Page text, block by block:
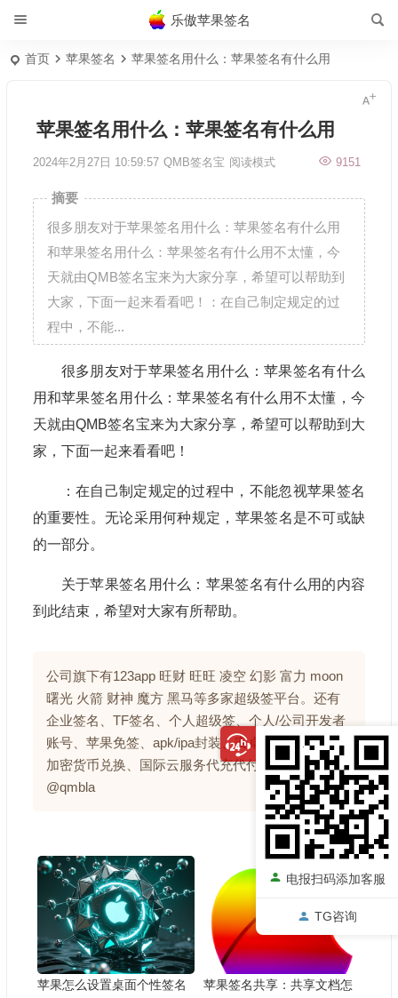
乐傲苹果签名
首页 苹果签名 苹果签名用什么：苹果签名有什么用
苹果签名用什么：苹果签名有什么用
2024年2月27日 10:59:57 QMB签名宝 9151
阅读模式
摘要
很多朋友对于苹果签名用什么：苹果签名有什么用
和苹果签名用什么：苹果签名有什么用不太懂，今
天就由QMB签名宝来为大家分享，希望可以帮助到
大家，下面一起来看看吧！：在自己制定规定的过
程中，不能...
很多朋友对于苹果签名用什么：苹果签名有什么
用和苹果签名用什么：苹果签名有什么用不太懂，今
天就由QMB签名宝来为大家分享，希望可以帮助到大
家，下面一起来看看吧！
：在自己制定规定的过程中，不能忽视苹果签名
的重要性。无论采用何种规定，苹果签名是不可或缺
的一部分。
关于苹果签名用什么：苹果签名有什么用的内容
到此结束，希望对大家有所帮助。
公司旗下有123app 旺财 旺旺 凌空 幻影 富力 moon
曙光 火箭 财神 魔方 黑马等多家超级签平台。还有
企业签名、TF签名、个人超级签、个人/公司开发者
账号、苹果免签、apk/ipa封装、安卓包防毒处理、
加密货币兑换、国际云服务代充代付。联系电报：
@qmbla
苹果怎么设置桌面个性签名
苹果签名共享：共享文档怎
电报扫码添加客服
TG咨询